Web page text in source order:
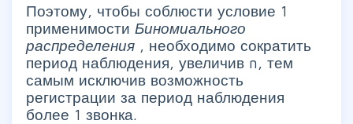
Поэтому, чтобы соблюсти условие 1
применимости Биномиального
распределения , необходимо сократить
период наблюдения, увеличив n, тем
самым исключив возможность
регистрации за период наблюдения
более 1 звонка.